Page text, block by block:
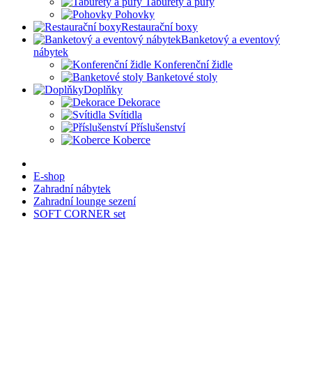
Pohovky
Restaurační boxy
Banketový a eventový
nábytek
Konferenční židle
Banketové stoly
Doplňky
Dekorace
Svítidla
Příslušenství
Koberce
E-shop
Zahradní nábytek
Zahradní lounge sezení
SOFT CORNER set